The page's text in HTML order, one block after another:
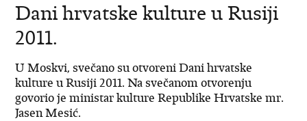
Dani hrvatske kulture u Rusiji
2011.
U Moskvi, svečano su otvoreni Dani hrvatske
kulture u Rusiji 2011. Na svečanom otvorenju
govorio je ministar kulture Republike Hrvatske mr.
Jasen Mesić.